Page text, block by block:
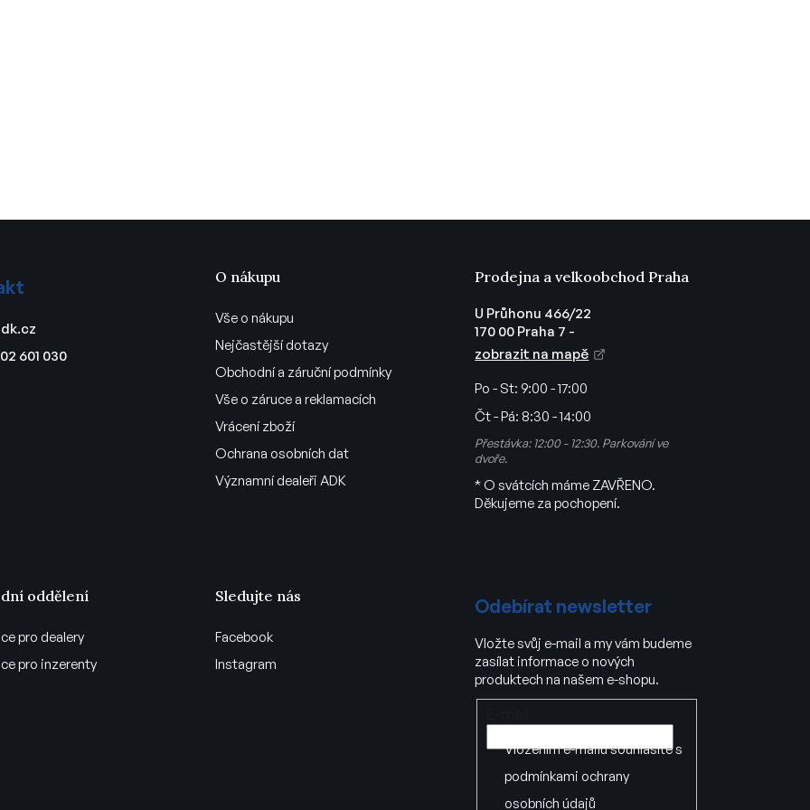
601 030
O nákupu
Vše o nákupu
Nejčastější dotazy
Obchodní a záruční podmínky
Vše o záruce a reklamacích
Vrácení zboží
Ochrana osobních dat
Významní dealeři ADK
Prodejna a velkoobchod Praha
U Průhonu 466/22
170 00 Praha 7 -
zobrazit na mapě
Po - St: 9:00 - 17:00
Čt - Pá: 8:30 - 14:00
Přestávka: 12:00 - 12:30. Parkování ve
dvoře.
* O svátcích máme ZAVŘENO.
Děkujeme za pochopení.
oddělení
pro dealery
pro inzerenty
Sledujte nás
Facebook
Instagram
Odebírat newsletter
Vložte svůj e-mail a my vám budeme
zasílat informace o nových
produktech na našem e-shopu.
Vložením e-mailu souhlasíte s
podmínkami ochrany
osobních údajů